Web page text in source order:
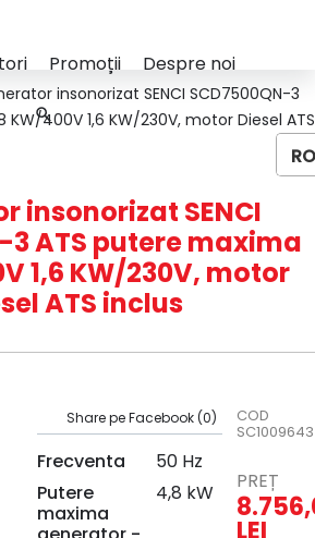
Promoții
Despre noi
insonorizat SENCI SCD7500QN-3
400V 1,6 KW/230V, motor Diesel ATS
insonorizat SENCI
3 ATS putere maxima
1,6 KW/230V, motor
ATS inclus
Share pe Facebook (0)
Frecventa
50 Hz
Putere
maxima
4,8 kW
COD
SC1009643
PREȚ
LEI
RO